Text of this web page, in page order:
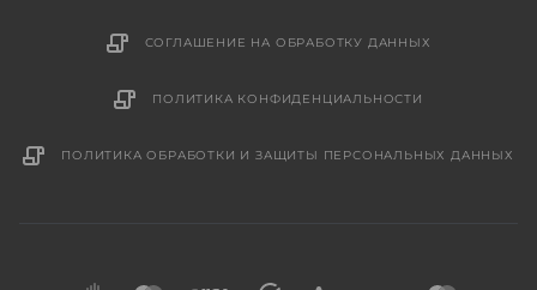
СОГЛАШЕНИЕ НА ОБРАБОТКУ ДАННЫХ
ПОЛИТИКА КОНФИДЕНЦИАЛЬНОСТИ
ПОЛИТИКА ОБРАБОТКИ И ЗАЩИТЫ ПЕРСОНАЛЬНЫХ ДАННЫХ